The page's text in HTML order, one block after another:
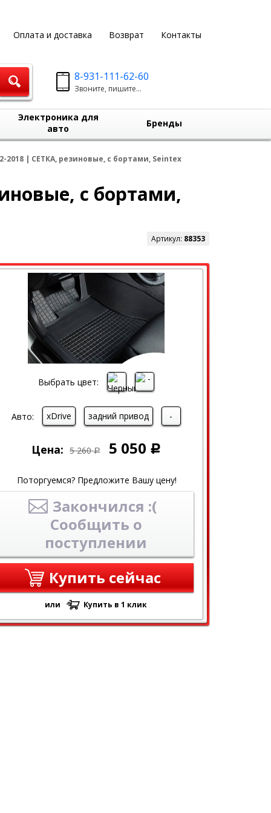
Оплата и доставка Возврат Контакты
8-931-111-62-60
Звоните, пишите...
Электроника для
авто
Бренды
2018 | СЕТКА, резиновые, с бортами, Seintex
с бортами,
Артикул: 88353
Выбрать цвет:
Авто: xDrive задний привод -
Цена: 5 260 Р 5 050 Р
Поторгуемся? Предложите Вашу цену!
Закончился :(
Сообщить о
поступлении
Купить сейчас
или Купить в 1 клик